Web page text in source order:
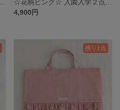
4,900円
残り1点